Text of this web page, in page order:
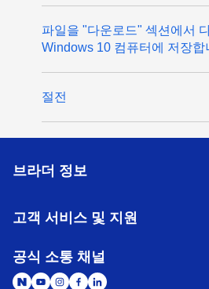
파일을 "다운로드" 섹션에서
Windows 10 컴퓨터에 저장합
절전
브라더 정보
고객 서비스 및 지원
공식 소통 채널